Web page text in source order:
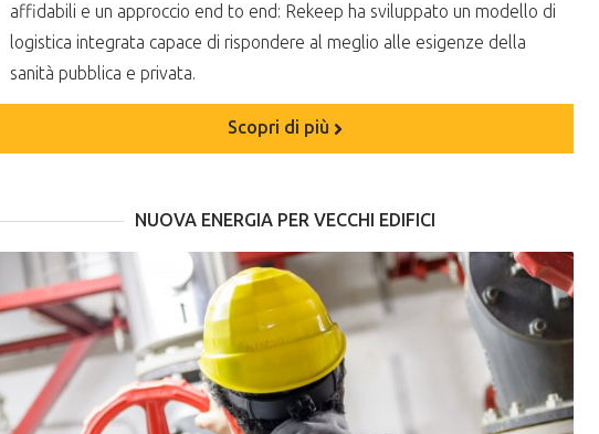
affidabili e un approccio end to end: Rekeep ha sviluppato un modello di
logistica integrata capace di rispondere al meglio alle esigenze della
sanità pubblica e privata.
Scopri di più
NUOVA ENERGIA PER VECCHI EDIFICI